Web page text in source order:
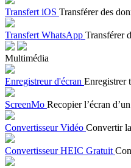
Transfert iOS Transférer des
Transfert WhatsApp Transférer
Multimédia
Enregistreur d'écran Enregistrer
ScreenMo Recopier l’écran
Convertisseur Vidéo Convertir
Convertisseur HEIC Gratuit